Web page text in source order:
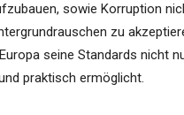
sowie Korruption
zu
seine Standards nicht
praktisch ermöglicht.